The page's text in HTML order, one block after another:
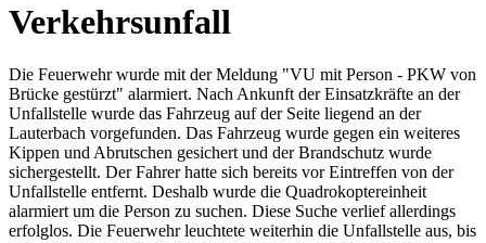
Verkehrsunfall
Die Feuerwehr wurde mit der Meldung "VU mit Person - PKW von
Brücke gestürzt" alarmiert. Nach Ankunft der Einsatzkräfte an der
Unfallstelle wurde das Fahrzeug auf der Seite liegend an der
Lauterbach vorgefunden. Das Fahrzeug wurde gegen ein weiteres
Kippen und Abrutschen gesichert und der Brandschutz wurde
sichergestellt. Der Fahrer hatte sich bereits vor Eintreffen von der
Unfallstelle entfernt. Deshalb wurde die Quadrokoptereinheit
alarmiert um die Person zu suchen. Diese Suche verlief allerdings
erfolglos. Die Feuerwehr leuchtete weiterhin die Unfallstelle aus, bis